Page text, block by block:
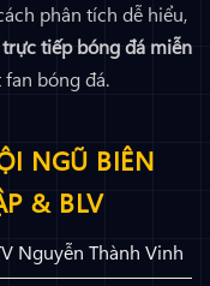
phân tích dễ hiểu,
tiếp bóng đá miễn
bóng đá.
NGŨ BIÊN
& BLV
Nguyễn Thành Vinh